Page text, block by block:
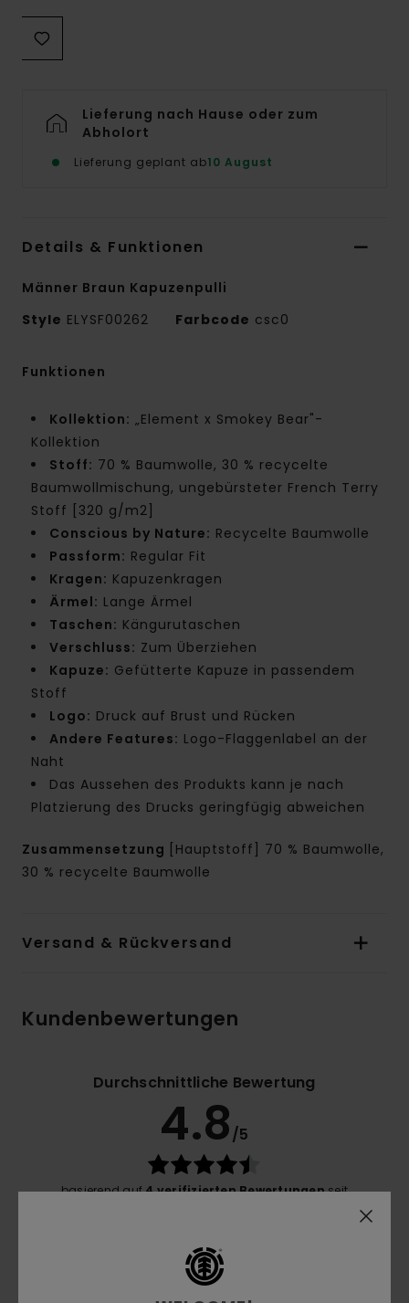
Lieferung nach Hause oder zum
Abholort
Lieferung geplant ab10 August
Details & Funktionen
Männer Braun Kapuzenpulli
Style ELYSF00262 Farbcode csc0
Funktionen
Kollektion: „Element x Smokey Bear"-
Kollektion
Stoff: 70 % Baumwolle, 30 % recycelte
Baumwollmischung, ungebürsteter French Terry
Stoff [320 g/m2]
Conscious by Nature: Recycelte Baumwolle
Passform: Regular Fit
Kragen: Kapuzenkragen
Ärmel: Lange Ärmel
Taschen: Kängurutaschen
Verschluss: Zum Überziehen
Kapuze: Gefütterte Kapuze in passendem
Stoff
Logo: Druck auf Brust und Rücken
Andere Features: Logo-Flaggenlabel an der
Naht
Das Aussehen des Produkts kann je nach
Platzierung des Drucks geringfügig abweichen
Zusammensetzung
[Hauptstoff] 70 % Baumwolle,
30 % recycelte Baumwolle
Versand & Rückversand
Kundenbewertungen
Durchschnittliche Bewertung
4.8/5
basierend auf4 verifizierten Bewertungenseit
Komfort
5.0